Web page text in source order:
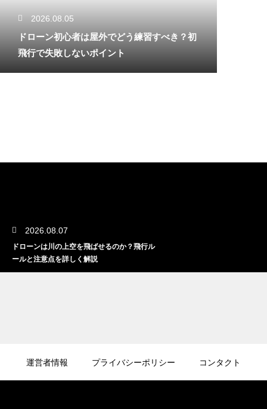
2026.08.05
ドローン初心者は屋外でどう練習すべき？初
飛行で失敗しないポイント
2026.08.07
ドローンは川の上空を飛ばせるのか？飛行ル
ールと注意点を詳しく解説
形式と合格のポイントを解説
運営者情報 プライバシーポリシー コンタクト